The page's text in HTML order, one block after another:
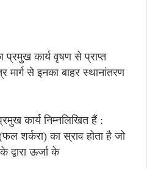
कार्य वृषण से प्राप्त
से इनका बाहर स्थानांतरण
कार्य निम्नलिखित हैं :
शर्करा) का स्राव होता है जो
ऊर्जा के